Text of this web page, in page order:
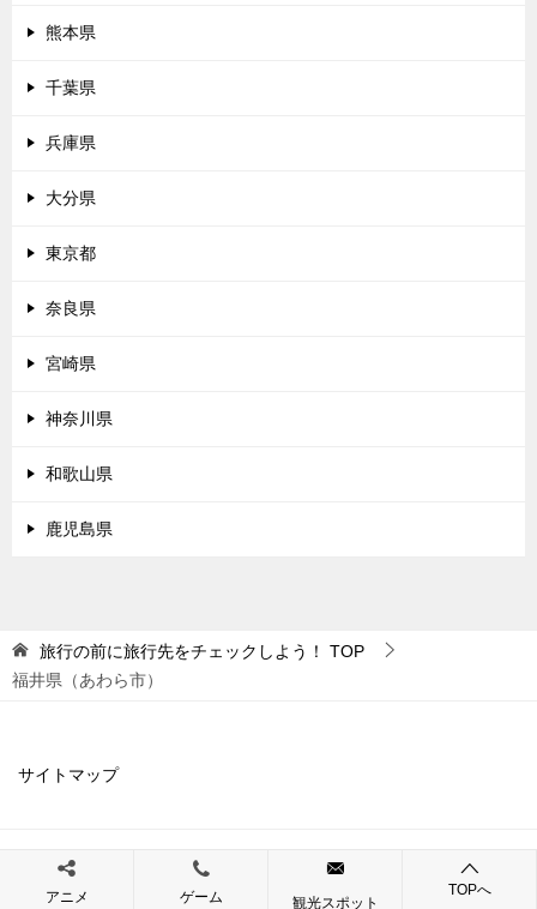
熊本県
千葉県
兵庫県
大分県
東京都
奈良県
宮崎県
神奈川県
和歌山県
鹿児島県
旅行の前に旅行先をチェックしよう！
TOP
福井県（あわら市）
サイトマップ
© 2019 旅行の前に旅行先をチェックしよう！
アニメ ゲーム 観光スポット
TOPへ